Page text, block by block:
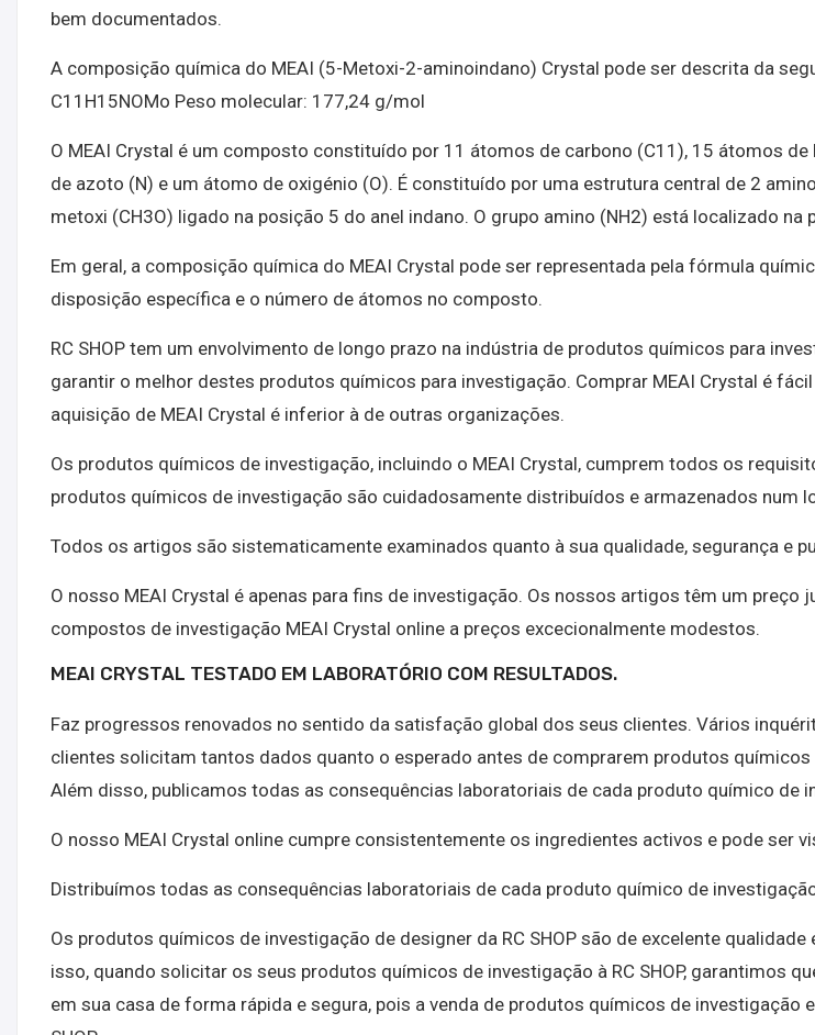
bem documentados.
A composição química do MEAI (5-Metoxi-2-aminoindano) Crystal pode ser descrita da
C11H15NOMo Peso molecular: 177,24 g/mol
O MEAI Crystal é um composto constituído por 11 átomos de carbono (C11), 15 átomos
de azoto (N) e um átomo de oxigénio (O). É constituído por uma estrutura central de 2
metoxi (CH3O) ligado na posição 5 do anel indano. O grupo amino (NH2) está localizado na
Em geral, a composição química do MEAI Crystal pode ser representada pela fórmula
disposição específica e o número de átomos no composto.
RC SHOP tem um envolvimento de longo prazo na indústria de produtos químicos para
garantir o melhor destes produtos químicos para investigação. Comprar MEAI Crystal é
aquisição de MEAI Crystal é inferior à de outras organizações.
Os produtos químicos de investigação, incluindo o MEAI Crystal, cumprem todos os
produtos químicos de investigação são cuidadosamente distribuídos e armazenados num
Todos os artigos são sistematicamente examinados quanto à sua qualidade, segurança e
O nosso MEAI Crystal é apenas para fins de investigação. Os nossos artigos têm um preço
compostos de investigação MEAI Crystal online a preços excecionalmente modestos.
MEAI CRYSTAL TESTADO EM LABORATÓRIO COM RESULTADOS.
Faz progressos renovados no sentido da satisfação global dos seus clientes. Vários
clientes solicitam tantos dados quanto o esperado antes de comprarem produtos
Além disso, publicamos todas as consequências laboratoriais de cada produto químico de
O nosso MEAI Crystal online cumpre consistentemente os ingredientes activos e pode ser
Distribuímos todas as consequências laboratoriais de cada produto químico de
Os produtos químicos de investigação de designer da RC SHOP são de excelente
isso, quando solicitar os seus produtos químicos de investigação à RC SHOP, garantimos
em sua casa de forma rápida e segura, pois a venda de produtos químicos de investigação